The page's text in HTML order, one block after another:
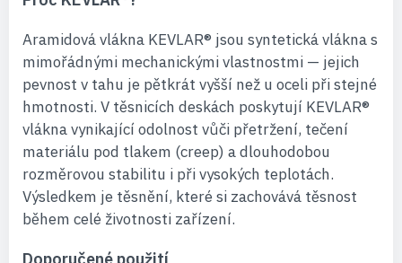
Aramidová vlákna KEVLAR® jsou syntetická vlákna s
mimořádnými mechanickými vlastnostmi — jejich
pevnost v tahu je pětkrát vyšší než u oceli při stejné
hmotnosti. V těsnicích deskách poskytují KEVLAR®
vlákna vynikající odolnost vůči přetržení, tečení
materiálu pod tlakem (creep) a dlouhodobou
rozměrovou stabilitu i při vysokých teplotách.
Výsledkem je těsnění, které si zachovává těsnost
během celé životnosti zařízení.